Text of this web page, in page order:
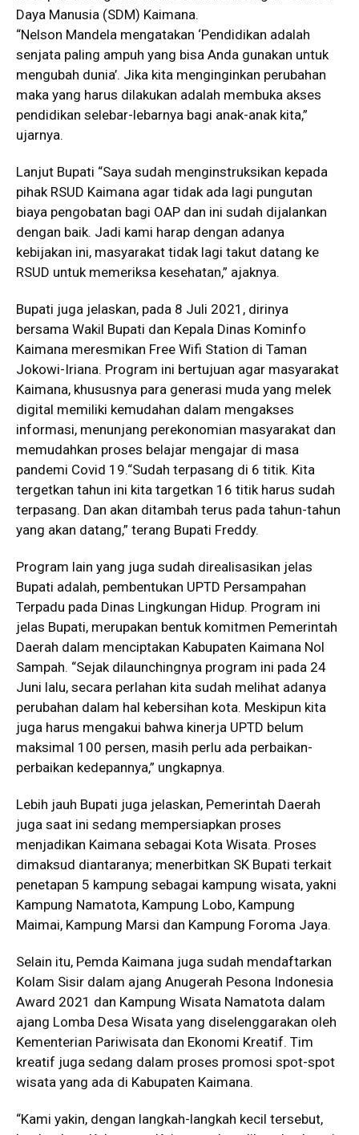
Daya Manusia (SDM) Kaimana.
“Nelson Mandela mengatakan ‘Pendidikan adalah
senjata paling ampuh yang bisa Anda gunakan untuk
mengubah dunia’. Jika kita menginginkan perubahan
maka yang harus dilakukan adalah membuka akses
pendidikan selebar-lebarnya bagi anak-anak kita,”
ujarnya.
Lanjut Bupati “Saya sudah menginstruksikan kepada
pihak RSUD Kaimana agar tidak ada lagi pungutan
biaya pengobatan bagi OAP dan ini sudah dijalankan
dengan baik. Jadi kami harap dengan adanya
kebijakan ini, masyarakat tidak lagi takut datang ke
RSUD untuk memeriksa kesehatan,” ajaknya.
Bupati juga jelaskan, pada 8 Juli 2021, dirinya
bersama Wakil Bupati dan Kepala Dinas Kominfo
Kaimana meresmikan Free Wifi Station di Taman
Jokowi-Iriana. Program ini bertujuan agar masyarakat
Kaimana, khususnya para generasi muda yang melek
digital memiliki kemudahan dalam mengakses
informasi, menunjang perekonomian masyarakat dan
memudahkan proses belajar mengajar di masa
pandemi Covid 19.“Sudah terpasang di 6 titik. Kita
tergetkan tahun ini kita targetkan 16 titik harus sudah
terpasang. Dan akan ditambah terus pada tahun-tahun
yang akan datang,” terang Bupati Freddy.
Program lain yang juga sudah direalisasikan jelas
Bupati adalah, pembentukan UPTD Persampahan
Terpadu pada Dinas Lingkungan Hidup. Program ini
jelas Bupati, merupakan bentuk komitmen Pemerintah
Daerah dalam menciptakan Kabupaten Kaimana Nol
Sampah. “Sejak dilaunchingnya program ini pada 24
Juni lalu, secara perlahan kita sudah melihat adanya
perubahan dalam hal kebersihan kota. Meskipun kita
juga harus mengakui bahwa kinerja UPTD belum
maksimal 100 persen, masih perlu ada perbaikan-
perbaikan kedepannya,” ungkapnya.
Lebih jauh Bupati juga jelaskan, Pemerintah Daerah
juga saat ini sedang mempersiapkan proses
menjadikan Kaimana sebagai Kota Wisata. Proses
dimaksud diantaranya; menerbitkan SK Bupati terkait
penetapan 5 kampung sebagai kampung wisata, yakni
Kampung Namatota, Kampung Lobo, Kampung
Maimai, Kampung Marsi dan Kampung Foroma Jaya.
Selain itu, Pemda Kaimana juga sudah mendaftarkan
Kolam Sisir dalam ajang Anugerah Pesona Indonesia
Award 2021 dan Kampung Wisata Namatota dalam
ajang Lomba Desa Wisata yang diselenggarakan oleh
Kementerian Pariwisata dan Ekonomi Kreatif. Tim
kreatif juga sedang dalam proses promosi spot-spot
wisata yang ada di Kabupaten Kaimana.
“Kami yakin, dengan langkah-langkah kecil tersebut,